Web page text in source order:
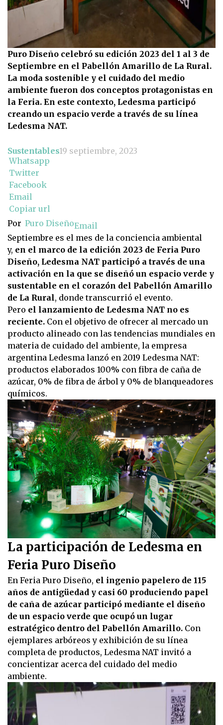
Puro Diseño celebró su edición 2023 del 1 al 3 de
Septiembre en el Pabellón Amarillo de La Rural.
La moda sostenible y el cuidado del medio
ambiente fueron dos conceptos protagonistas en
la Feria. En este contexto, Ledesma participó
creando un espacio verde a través de su línea
Ledesma NAT.
Sustentables19 septiembre, 2023
Whatsapp
Twitter
Facebook
Email
Copiar url
Por Puro DiseñoEmail
Septiembre es el mes de la conciencia ambiental
y, en el marco de la edición 2023 de Feria Puro
Diseño, Ledesma NAT participó a través de una
activación en la que se diseñó un espacio verde y
sustentable en el corazón del Pabellón Amarillo
de La Rural, donde transcurrió el evento.
Pero el lanzamiento de Ledesma NAT no es
reciente. Con el objetivo de ofrecer al mercado un
producto alineado con las tendencias mundiales en
materia de cuidado del ambiente, la empresa
argentina Ledesma lanzó en 2019 Ledesma NAT:
productos elaborados 100% con fibra de caña de
azúcar, 0% de fibra de árbol y 0% de blanqueadores
químicos.
La participación de Ledesma en
Feria Puro Diseño
En Feria Puro Diseño, el ingenio papelero de 115
años de antigüedad y casi 60 produciendo papel
de caña de azúcar participó mediante el diseño
de un espacio verde que ocupó un lugar
estratégico dentro del Pabellón Amarillo. Con
ejemplares arbóreos y exhibición de su línea
completa de productos, Ledesma NAT invitó a
concientizar acerca del cuidado del medio
ambiente.